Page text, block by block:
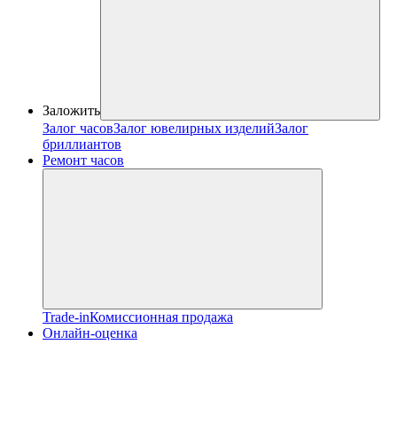
Заложить
Залог часовЗалог ювелирных изделийЗалог
бриллиантов
Ремонт часов
Trade-inКомиссионная продажа
Онлайн-оценка